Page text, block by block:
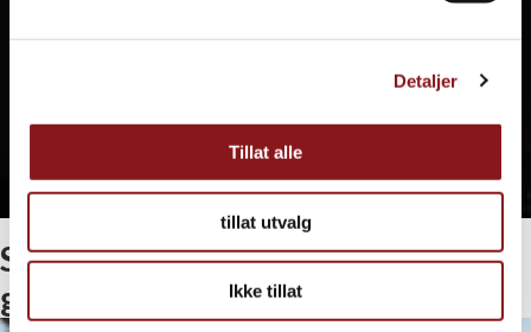
Detaljer
Tillat alle
tillat utvalg
Ikke tillat
Seminar med Simen Almås
Sex og samtykke – hvor går
grensen?